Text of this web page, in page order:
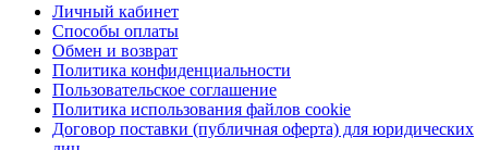
Личный кабинет
Способы оплаты
Обмен и возврат
Политика конфиденциальности
Пользовательское соглашение
Политика использования файлов cookie
Договор поставки (публичная оферта) для юридических